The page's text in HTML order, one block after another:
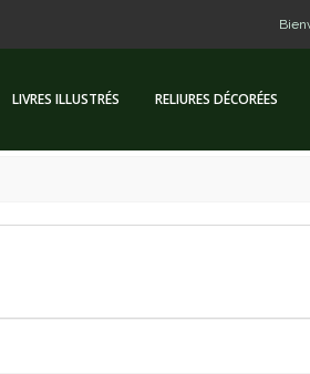
LIVRES ILLUSTRÉS RELIURES DÉCORÉES